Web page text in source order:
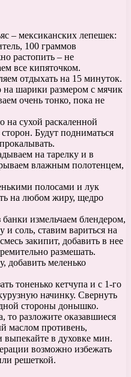
– мексиканских лепешек:
100 граммов
растопить – не
все кипяточком.
отдыхать на 15 минуток.
шарики размером с мячик
очень тонко, пока не
сухой раскаленной
Будут подниматься
на тарелку и в
влажным полотенцем,
полосами и лук
на любом жиру, щедро
измельчаем блендером,
и соль, ставим вариться на
закипит, добавить в нее
размешать.
добавить меленько
тоненько кетчупа и с 1-го
начинку. Свернуть
стороны донышко.
то разложите оказавшиеся
маслом противень,
в духовке мин.
возможно избежать
решеткой.